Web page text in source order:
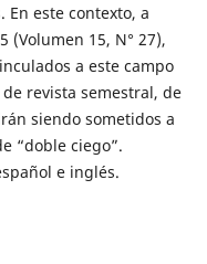
En este contexto, a
(Volumen 15, N° 27),
a este campo
revista semestral, de
siendo sometidos a
“doble ciego”.
e inglés.